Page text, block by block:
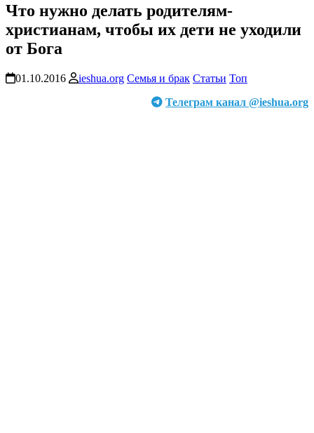
Что нужно делать родителям-
христианам, чтобы их дети не уходили
от Бога
01.10.2016 ieshua.org Семья и брак Статьи Топ
Телеграм канал @ieshua.org